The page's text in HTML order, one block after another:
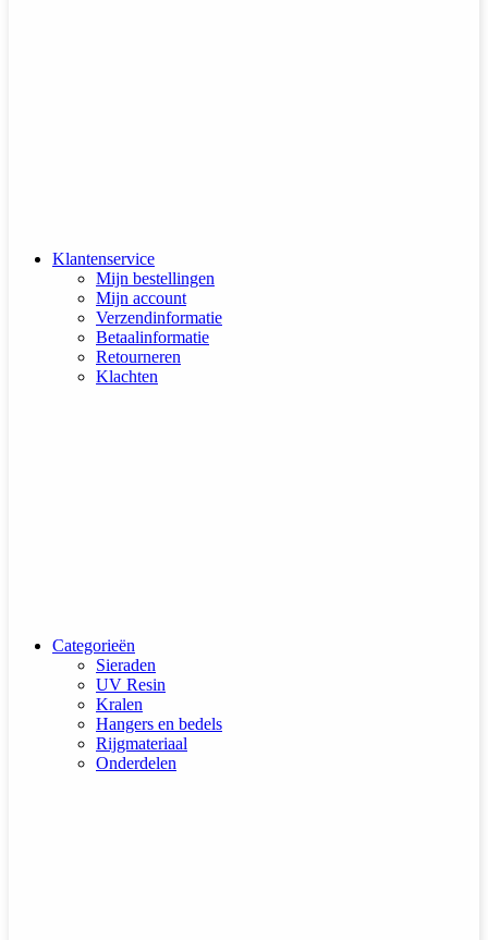
Klantenservice
Mijn bestellingen
Mijn account
Verzendinformatie
Betaalinformatie
Retourneren
Klachten
Categorieën
Sieraden
UV Resin
Kralen
Hangers en bedels
Rijgmateriaal
Onderdelen